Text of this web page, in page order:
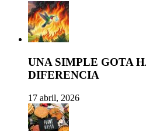
UNA SIMPLE GOTA
DIFERENCIA
17 abril, 2026